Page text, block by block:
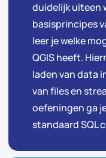
duidelijk uiteen
basisprincipes
leer je welke
QGIS heeft.
laden van data
van files en
oefeningen ga
standaard SQL